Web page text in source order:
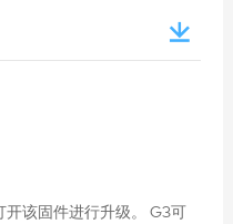
该固件进行升级。 G3可